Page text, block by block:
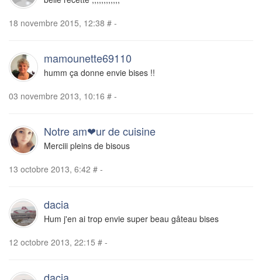
18 novembre 2015, 12:38 # -
mamounette69110
humm ça donne envie bises !!
03 novembre 2013, 10:16 # -
Notre am❤ur de cuisine
Merciii pleins de bisous
13 octobre 2013, 6:42 # -
dacia
Hum j'en ai trop envie super beau gâteau bises
12 octobre 2013, 22:15 # -
dacia